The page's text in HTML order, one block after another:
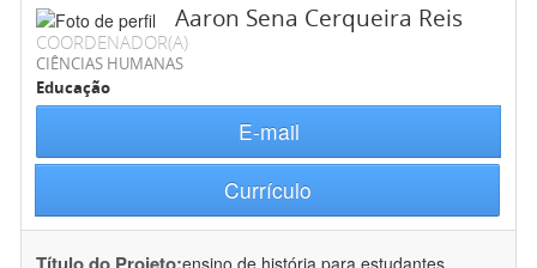
Aaron Sena Cerqueira Reis
COORDENADOR(A)
CIÊNCIAS HUMANAS
Educação
E-mail
Currículo